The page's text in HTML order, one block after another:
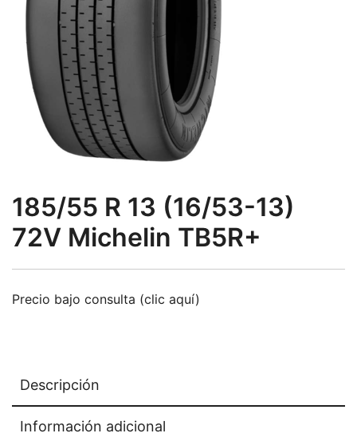
185/55 R 13 (16/53-13)
72V Michelin TB5R+
Precio bajo consulta (clic aquí)
Descripción
Información adicional